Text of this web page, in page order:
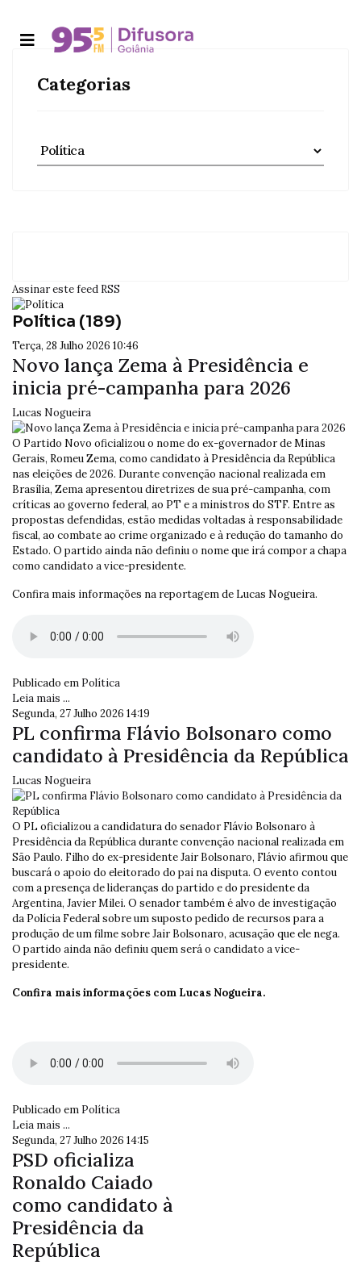
Categorias
Assinar este feed RSS
Política (189)
Terça, 28 Julho 2026 10:46
Novo lança Zema à Presidência e
inicia pré-campanha para 2026
Lucas Nogueira
O Partido Novo oficializou o nome do ex-governador de Minas
Gerais, Romeu Zema, como candidato à Presidência da República
nas eleições de 2026. Durante convenção nacional realizada em
Brasília, Zema apresentou diretrizes de sua pré-campanha, com
críticas ao governo federal, ao PT e a ministros do STF. Entre as
propostas defendidas, estão medidas voltadas à responsabilidade
fiscal, ao combate ao crime organizado e à redução do tamanho do
Estado. O partido ainda não definiu o nome que irá compor a chapa
como candidato a vice-presidente.
Confira mais informações na reportagem de Lucas Nogueira.
Publicado em Política
Leia mais ...
Segunda, 27 Julho 2026 14:19
PL confirma Flávio Bolsonaro como
candidato à Presidência da República
Lucas Nogueira
O PL oficializou a candidatura do senador Flávio Bolsonaro à
Presidência da República durante convenção nacional realizada em
São Paulo. Filho do ex-presidente Jair Bolsonaro, Flávio afirmou que
buscará o apoio do eleitorado do pai na disputa. O evento contou
com a presença de lideranças do partido e do presidente da
Argentina, Javier Milei. O senador também é alvo de investigação
da Polícia Federal sobre um suposto pedido de recursos para a
produção de um filme sobre Jair Bolsonaro, acusação que ele nega.
O partido ainda não definiu quem será o candidato a vice-
presidente.
Confira mais informações com Lucas Nogueira.
Publicado em Política
Leia mais ...
Segunda, 27 Julho 2026 14:15
PSD oficializa
Ronaldo Caiado
como candidato à
Presidência da
República